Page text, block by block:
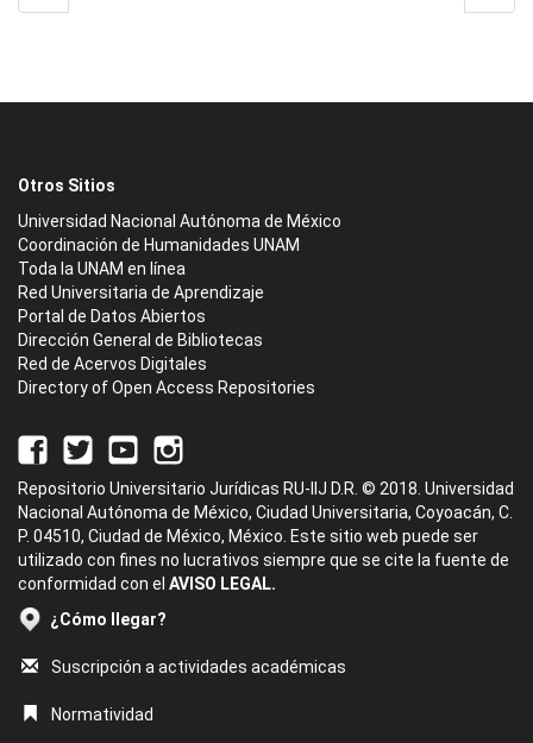
Otros Sitios
Universidad Nacional Autónoma de México
Coordinación de Humanidades UNAM
Toda la UNAM en línea
Red Universitaria de Aprendizaje
Portal de Datos Abiertos
Dirección General de Bibliotecas
Red de Acervos Digitales
Directory of Open Access Repositories
Repositorio Universitario Jurídicas RU-IIJ D.R. © 2018. Universidad
Nacional Autónoma de México, Ciudad Universitaria, Coyoacán, C.
P. 04510, Ciudad de México, México. Este sitio web puede ser
utilizado con fines no lucrativos siempre que se cite la fuente de
conformidad con el AVISO LEGAL.
¿Cómo llegar?
Suscripción a actividades académicas
Normatividad